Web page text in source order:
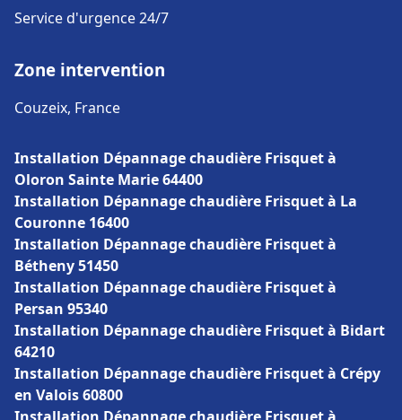
Service d'urgence 24/7
Zone intervention
Couzeix, France
Installation Dépannage chaudière Frisquet à
Oloron Sainte Marie 64400
Installation Dépannage chaudière Frisquet à La
Couronne 16400
Installation Dépannage chaudière Frisquet à
Bétheny 51450
Installation Dépannage chaudière Frisquet à
Persan 95340
Installation Dépannage chaudière Frisquet à Bidart
64210
Installation Dépannage chaudière Frisquet à Crépy
en Valois 60800